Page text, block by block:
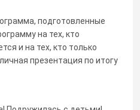
подготовленные
на тех, кто
и на тех, кто только
презентация по итогу